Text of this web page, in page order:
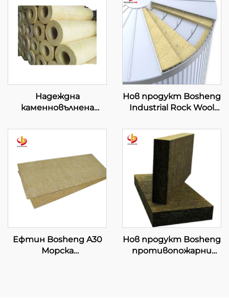
Надеждна
каменновълнена
индустриални
водопроводни
инсталации като
топлинен изолатор
Нов продукт Bosheng
Industrial Rock Wool
плоча от минерална
вълна Съединени
плочи от минерална
вълна Строителни
материали
Ефтин Bosheng A30
Морска
Нов продукт Bosheng
противопожарни